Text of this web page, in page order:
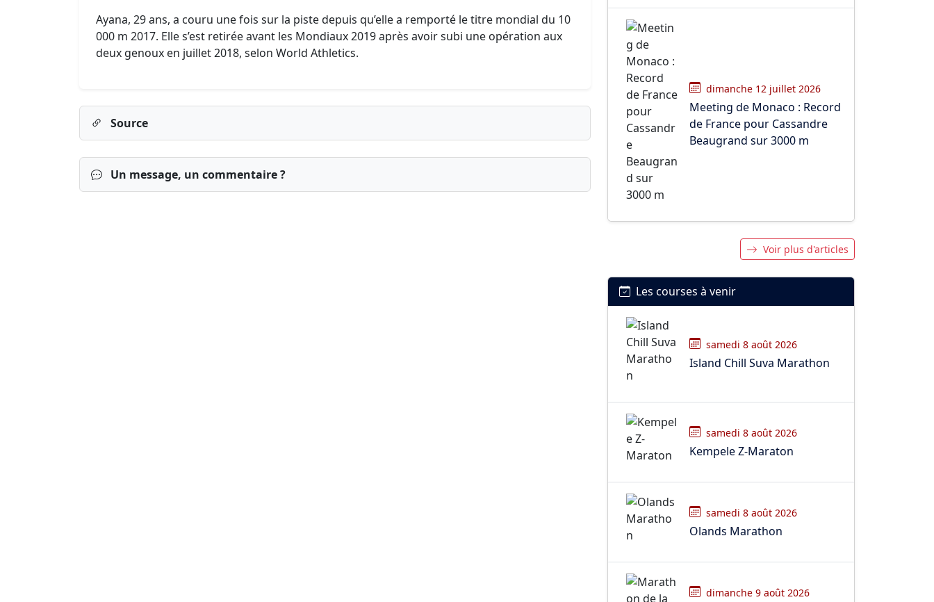
Ayana, 29 ans, a couru une fois sur la piste depuis qu’elle a remporté le titre mondial du 10
000 m 2017. Elle s’est retirée avant les Mondiaux 2019 après avoir subi une opération aux
deux genoux en juillet 2018, selon World Athletics.
Source
Un message, un commentaire ?
dimanche 12 juillet 2026
Meeting de Monaco : Record
de France pour Cassandre
Beaugrand sur 3000 m
Voir plus d'articles
Les courses à venir
samedi 8 août 2026
Island Chill Suva Marathon
samedi 8 août 2026
Kempele Z-Maraton
samedi 8 août 2026
Olands Marathon
dimanche 9 août 2026